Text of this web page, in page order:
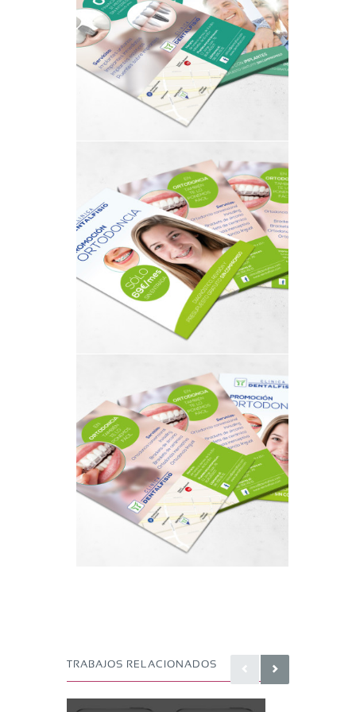
TRABAJOS RELACIONADOS